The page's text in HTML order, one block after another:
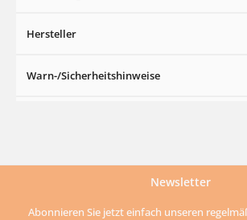
Hersteller
Warn-/Sicherheitshinweise
Newsletter
Abonnieren Sie jetzt einfach unseren